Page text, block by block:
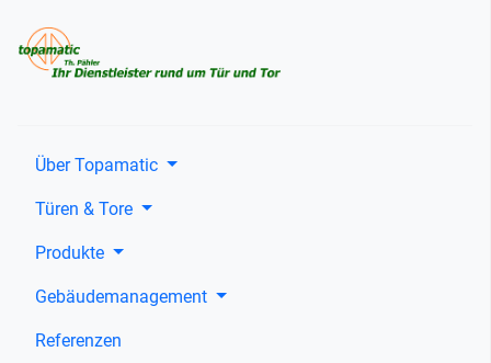
Über Topamatic
Türen & Tore
Produkte
Gebäudemanagement
Referenzen